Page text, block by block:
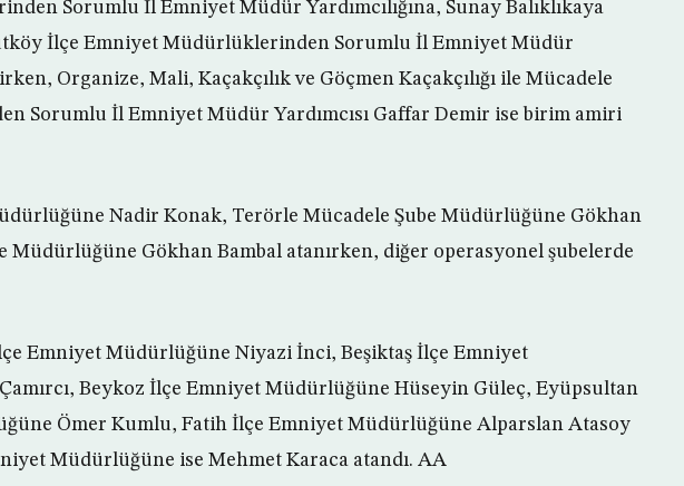
Sorumlu İl Emniyet Müdür Yardımcılığına, Sunay Balıklıkaya
İlçe Emniyet Müdürlüklerinden Sorumlu İl Emniyet Müdür
Organize, Mali, Kaçakçılık ve Göçmen Kaçakçılığı ile Mücadele
Sorumlu İl Emniyet Müdür Yardımcısı Gaffar Demir ise birim amiri
Nadir Konak, Terörle Mücadele Şube Müdürlüğüne Gökhan
Müdürlüğüne Gökhan Bambal atanırken, diğer operasyonel şubelerde
Emniyet Müdürlüğüne Niyazi İnci, Beşiktaş İlçe Emniyet
Beykoz İlçe Emniyet Müdürlüğüne Hüseyin Güleç, Eyüpsultan
Ömer Kumlu, Fatih İlçe Emniyet Müdürlüğüne Alparslan Atasoy
Müdürlüğüne ise Mehmet Karaca atandı. AA